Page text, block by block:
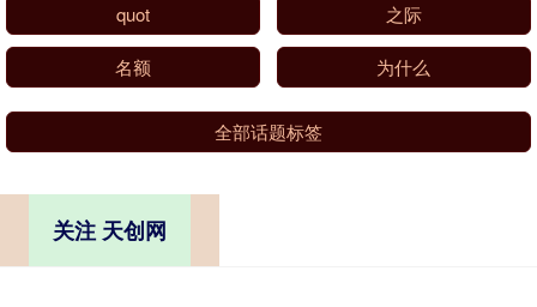
quot 之际
名额 为什么
全部话题标签
关注 天创网